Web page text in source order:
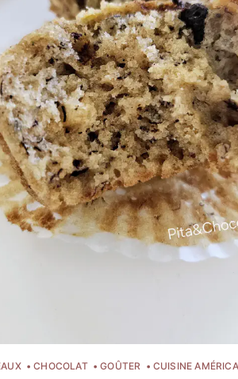
CHOCOLAT GOÛTER CUISINE
chaque mois
par mois, des
juives.